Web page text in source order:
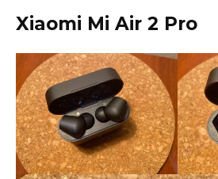
Xiaomi Mi Air 2 Pro